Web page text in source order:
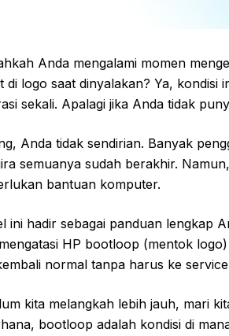
Anda mengalami momen
di logo saat dinyalakan? Ya, kondisi
sekali. Apalagi jika Anda tidak
Anda tidak sendirian. Banyak
semuanya sudah berakhir.
bantuan komputer.
ini hadir sebagai panduan lengkap
HP bootloop (mentok
normal tanpa harus ke
kita melangkah lebih jauh, mari
bootloop adalah kondisi di